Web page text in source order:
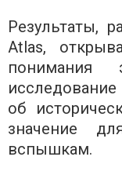
Результаты,
Atlas,
понимания
об
значение
вспышкам.